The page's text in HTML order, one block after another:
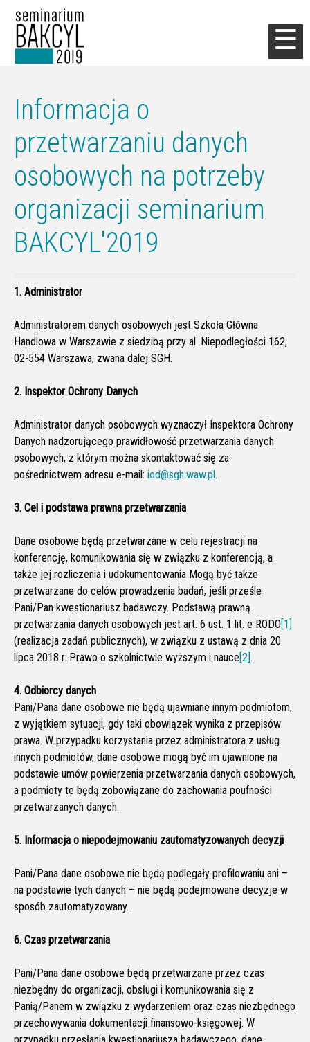
☰
Informacja o
przetwarzaniu danych
osobowych na potrzeby
organizacji seminarium
BAKCYL'2019
1. Administrator
Administratorem danych osobowych jest Szkoła Główna
Handlowa w Warszawie z siedzibą przy al. Niepodległości 162,
02-554 Warszawa, zwana dalej SGH.
2. Inspektor Ochrony Danych
Administrator danych osobowych wyznaczył Inspektora Ochrony
Danych nadzorującego prawidłowość przetwarzania danych
osobowych, z którym można skontaktować się za
pośrednictwem adresu e-mail: iod@sgh.waw.pl.
3. Cel i podstawa prawna przetwarzania
Dane osobowe będą przetwarzane w celu rejestracji na
konferencję, komunikowania się w związku z konferencją, a
także jej rozliczenia i udokumentowania Mogą być także
przetwarzane do celów prowadzenia badań, jeśli prześle
Pani/Pan kwestionariusz badawczy. Podstawą prawną
przetwarzania danych osobowych jest art. 6 ust. 1 lit. e RODO[1]
(realizacja zadań publicznych), w związku z ustawą z dnia 20
lipca 2018 r. Prawo o szkolnictwie wyższym i nauce[2].
4. Odbiorcy danych
Pani/Pana dane osobowe nie będą ujawniane innym podmiotom,
z wyjątkiem sytuacji, gdy taki obowiązek wynika z przepisów
prawa. W przypadku korzystania przez administratora z usług
innych podmiotów, dane osobowe mogą być im ujawnione na
podstawie umów powierzenia przetwarzania danych osobowych,
a podmioty te będą zobowiązane do zachowania poufności
przetwarzanych danych.
5. Informacja o niepodejmowaniu zautomatyzowanych decyzji
Pani/Pana dane osobowe nie będą podlegały profilowaniu ani –
na podstawie tych danych – nie będą podejmowane decyzje w
sposób zautomatyzowany.
6. Czas przetwarzania
Pani/Pana dane osobowe będą przetwarzane przez czas
niezbędny do organizacji, obsługi i komunikowania się z
Panią/Panem w związku z wydarzeniem oraz czas niezbędnego
przechowywania dokumentacji finansowo-księgowej. W